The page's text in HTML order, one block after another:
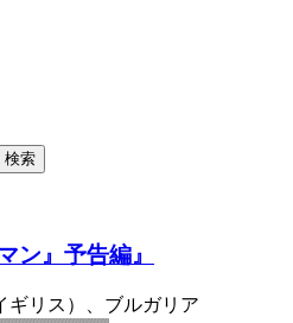
ン』予告編』
ギリス）、ブルガリア